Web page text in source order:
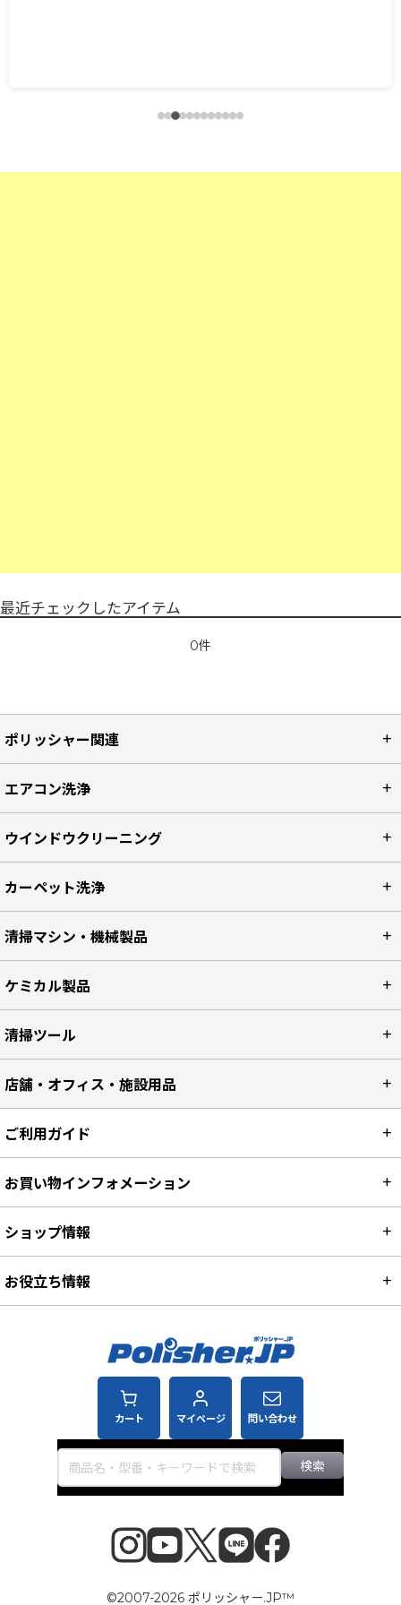
最近チェックしたアイテム
0件
ポリッシャー関連
エアコン洗浄
ウインドウクリーニング
カーペット洗浄
清掃マシン・機械製品
ケミカル製品
清掃ツール
店舗・オフィス・施設用品
カート マイページ 問い合わせ
検索
ご利用ガイド
お買い物インフォメーション
ショップ情報
お役立ち情報
©2007-2026 ポリッシャー.JP™